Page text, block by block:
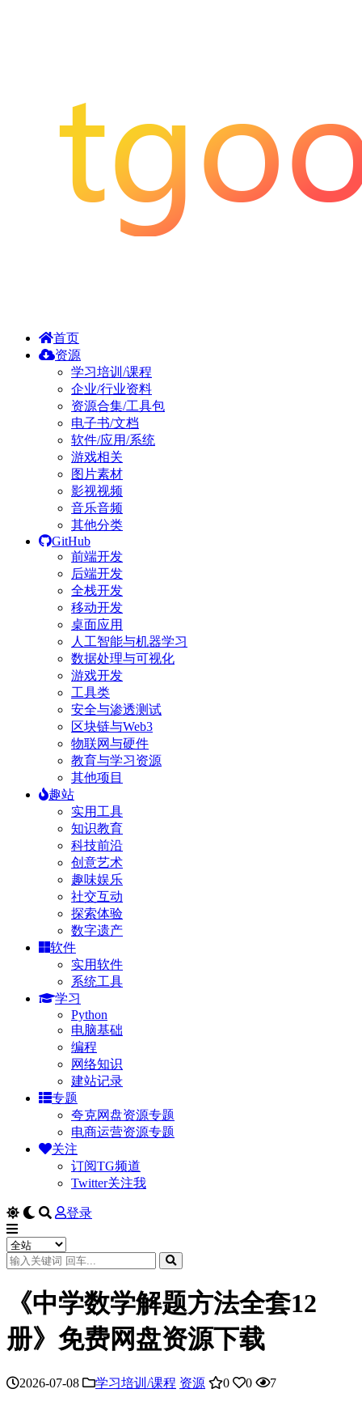
首页
资源
学习培训/课程
企业/行业资料
资源合集/工具包
电子书/文档
软件/应用/系统
游戏相关
图片素材
影视视频
音乐音频
其他分类
GitHub
前端开发
后端开发
全栈开发
移动开发
桌面应用
人工智能与机器学习
数据处理与可视化
游戏开发
工具类
安全与渗透测试
区块链与Web3
物联网与硬件
教育与学习资源
其他项目
趣站
实用工具
知识教育
科技前沿
创意艺术
趣味娱乐
社交互动
探索体验
数字遗产
软件
实用软件
系统工具
学习
Python
电脑基础
编程
网络知识
建站记录
专题
夸克网盘资源专题
电商运营资源专题
关注
订阅TG频道
Twitter关注我
登录
《中学数学解题方法全套12
册》免费网盘资源下载
2026-07-08 学习培训/课程 资源 0 0 7